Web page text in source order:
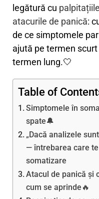
legătură cu palpitațiile
atacurile de panică:
de ce simptomele par
ajută pe termen
termen lung.🤍
Table of
Simptomele în
spate🔔
„Dacă analizele
— întrebarea care
somatizare
Atacul de panică și
cum se aprinde🔥